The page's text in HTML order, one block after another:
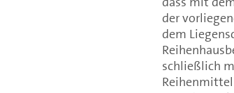
der
dem
schließlich